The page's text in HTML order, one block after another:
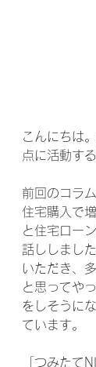
こんにちは
点に活動す
前回のコラ
住宅購入で
と住宅ロー
話ししまし
いただき、
と思ってや
をしそうに
ています。
「つみたて